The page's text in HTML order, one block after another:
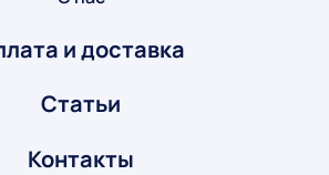
и доставка
Статьи
Контакты